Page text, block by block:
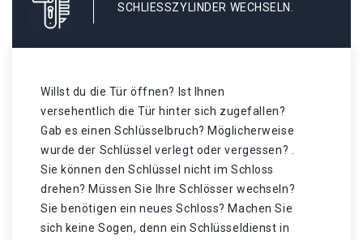
SCHLIESSZYLINDER WECHSELN.
Willst du die Tür öffnen? Ist Ihnen
versehentlich die Tür hinter sich zugefallen?
Gab es einen Schlüsselbruch? Möglicherweise
wurde der Schlüssel verlegt oder vergessen? .
Sie können den Schlüssel nicht im Schloss
drehen? Müssen Sie Ihre Schlösser wechseln?
Sie benötigen ein neues Schloss? Machen Sie
sich keine Sogen, denn ein Schlüsseldienst in